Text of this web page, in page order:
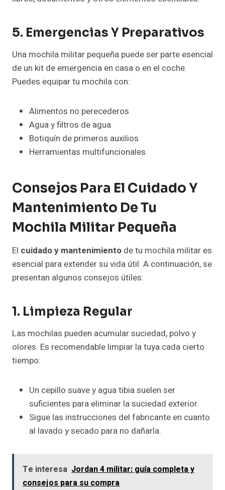
5. Emergencias Y Preparativos
Una mochila militar pequeña puede ser parte esencial
de un kit de emergencia en casa o en el coche.
Puedes equipar tu mochila con:
Alimentos no perecederos
Agua y filtros de agua
Botiquín de primeros auxilios
Herramientas multifuncionales
Consejos Para El Cuidado Y
Mantenimiento De Tu
Mochila Militar Pequeña
El cuidado y mantenimiento de tu mochila militar es
esencial para extender su vida útil. A continuación, se
presentan algunos consejos útiles:
1. Limpieza Regular
Las mochilas pueden acumular suciedad, polvo y
olores. Es recomendable limpiar la tuya cada cierto
tiempo:
Un cepillo suave y agua tibia suelen ser
suficientes para eliminar la suciedad exterior.
Sigue las instrucciones del fabricante en cuanto
al lavado y secado para no dañarla.
Te interesa Jordan 4 militar: guía completa y
consejos para su compra